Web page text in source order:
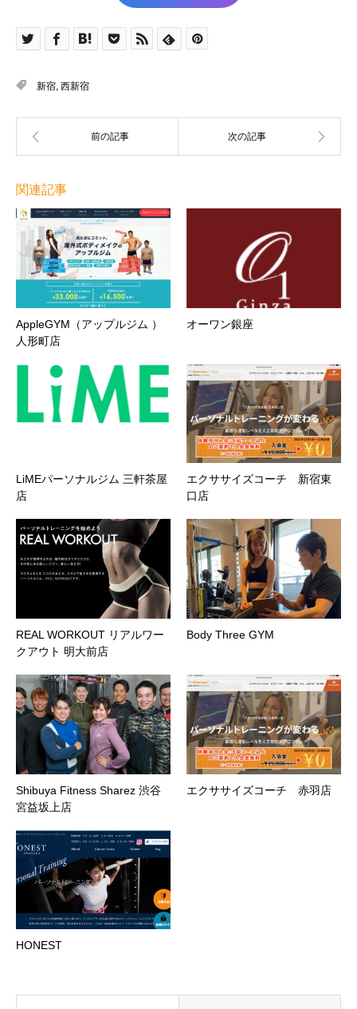
新宿, 西新宿
関連記事
AppleGYM（アップルジム ）
人形町店
オーワン銀座
LiMEパーソナルジム 三軒茶屋
店
エクササイズコーチ 新宿東
口店
REAL WORKOUT リアルワー
クアウト 明大前店
Body Three GYM
Shibuya Fitness Sharez 渋谷
宮益坂上店
エクササイズコーチ 赤羽店
HONEST